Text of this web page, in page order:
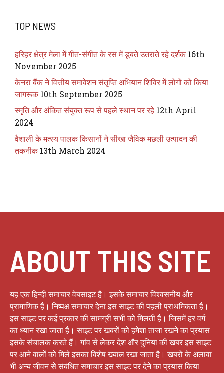
TOP NEWS
हरिहर क्षेत्र मेला में गीत-संगीत के रस में डूबते उतराते रहे दर्शक 16th
November 2025
केनरा बैंक ने वित्तीय समावेशन संतृप्ति अभियान शिविर में लोगों को किया
जागरूक 10th September 2025
स्मृति और अंकित संयुक्त रूप से पहले स्थान पर रहे 12th April
2024
वैशाली के मत्स्य पालक किसानों ने सीखा जैविक मछली उत्पादन की
तकनीक 13th March 2024
ABOUT THIS SITE
यह एक हिन्दी समाचार वेबसाइट है। इसके समाचार विश्वसनीय और
प्रामाणिक हैं। निष्पक्ष समाचार देना इस साइट की पहली प्राथमिकता है।
इस साइट पर कई प्रकार की सामग्री सभी को मिलती है। जिसमें हर वर्ग
का ध्यान रखा जाता है। साइट पर खबरों को हमेशा ताजा रखने का प्रयास
इसके संचालक करते हैं। गांव से लेकर देश और दुनिया की खबर इस साइट
पर आने वालों को मिले इसका विशेष ख्याल रखा जाता है। खबरों के अलावा
भी अन्य जीवन से संबंधित समाचार इस साइट पर देने का प्रयास किया